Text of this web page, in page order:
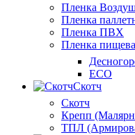
Пленка
Пленка
Пленка ПВХ
Пленка
ECO
Скотч
Скотч
Крепп
ТПЛ